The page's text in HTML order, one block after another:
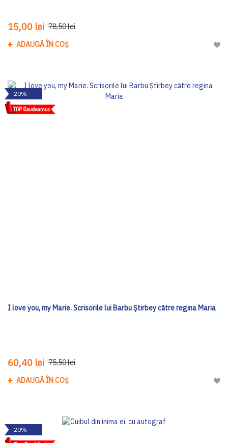
15,00 lei 78,50 lei
ADAUGĂ ÎN COȘ
-20%
I love you, my Marie. Scrisorile lui Barbu Știrbey către regina Maria
60,40 lei 75,50 lei
ADAUGĂ ÎN COȘ
-20%